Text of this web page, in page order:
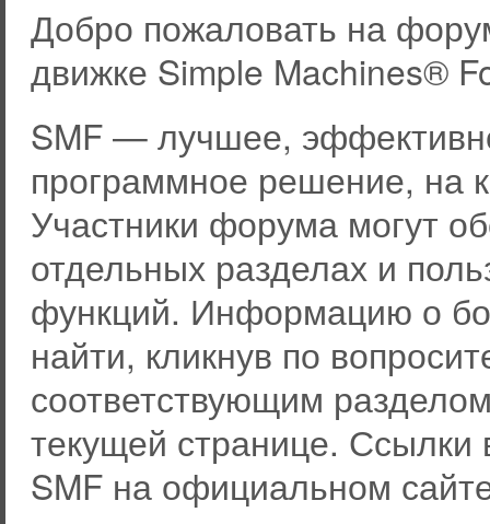
Добро пожаловать на
движке Simple Machines®
SMF — лучшее,
программное решение, на
Участники форума могут
отдельных разделах и
функций. Информацию о
найти, кликнув по
соответствующим
текущей странице. Ссылки
SMF на официальном